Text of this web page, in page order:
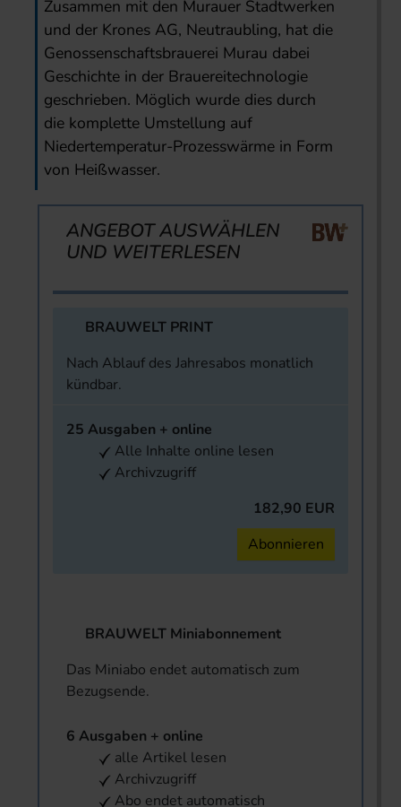
Zusammen mit den Murauer Stadtwerken
und der Krones AG, Neutraubling, hat die
Genossenschaftsbrauerei Murau dabei
Geschichte in der Brauerei­technologie
geschrieben. Möglich wurde dies durch
die komplette Umstellung auf
Niedertemperatur-Prozesswärme in Form
von Heißwasser.
ANGEBOT AUSWÄHLEN
UND WEITERLESEN
BRAUWELT PRINT
Nach Ablauf des Jahresabos monatlich
kündbar.
25 Ausgaben + online
Alle Inhalte online lesen
Archivzugriff
182,90 EUR
Abonnieren
BRAUWELT Miniabonnement
Das Miniabo endet automatisch zum
Bezugsende.
6 Ausgaben + online
alle Artikel lesen
Archivzugriff
Abo endet automatisch